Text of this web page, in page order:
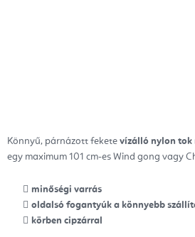
Könnyű, párnázott fekete vízálló nylon tok
egy maximum 101 cm-es Wind gong vagy
minőségi varrás
oldalsó fogantyúk a könnyebb
körben cipzárral